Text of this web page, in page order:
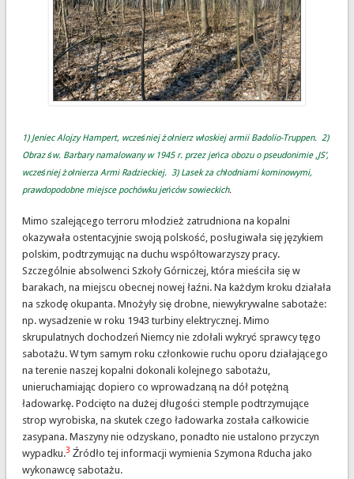
1) Jeniec Alojzy Hampert, wcześniej żołnierz włoskiej armii Badolio-Truppen. 2)
Obraz św. Barbary namalowany w 1945 r. przez jeńca obozu o pseudonimie ,JS',
wcześniej żołnierza Armi Radzieckiej. 3) Lasek za chłodniami kominowymi,
prawdopodobne miejsce pochówku jeńców sowieckich.
Mimo szalejącego terroru młodzież zatrudniona na kopalni
okazywała ostentacyjnie swoją polskość, posługiwała się językiem
polskim, podtrzymując na duchu współtowarzyszy pracy.
Szczególnie absolwenci Szkoły Górniczej, która mieściła się w
barakach, na miejscu obecnej nowej łaźni. Na każdym kroku działała
na szkodę okupanta. Mnożyły się drobne, niewykrywalne sabotaże:
np. wysadzenie w roku 1943 turbiny elektrycznej. Mimo
skrupulatnych dochodzeń Niemcy nie zdołali wykryć sprawcy tęgo
sabotażu. W tym samym roku członkowie ruchu oporu działającego
na terenie naszej kopalni dokonali kolejnego sabotażu,
unieruchamiając dopiero co wprowadzaną na dół potężną
ładowarkę. Podcięto na dużej długości stemple podtrzymujące
strop wyrobiska, na skutek czego ładowarka została całkowicie
zasypana. Maszyny nie odzyskano, ponadto nie ustalono przyczyn
wypadku.3 Źródło tej informacji wymienia Szymona Rducha jako
wykonawcę sabotażu.